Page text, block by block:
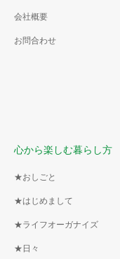
会社概要
お問合わせ
心から楽しむ暮らし方
★おしごと
★はじめまして
★ライフオーガナイズ
★日々